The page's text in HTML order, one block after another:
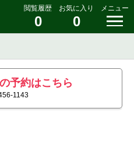
閲覧履歴
0
お気に入り
0
メニュー
予約はこちら
1143